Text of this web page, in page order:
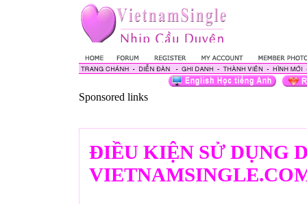
Sponsored links
ĐIỀU KIỆN SỬ DỤNG